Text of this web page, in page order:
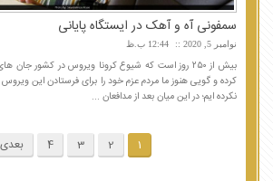
سمفونی آه و آهک در ایستگاه پایانی
نوامبر 5, 2020 12:44 ب.ظ
بیش از ۲۵۰ روز است که شیوع کرونا ویروس در کشور جان
کرده و گویی هنوز ما مردم عزم خود را برای فرستادن این
نکرده ایم؛ در این میان بعد از مدافعان ...
1
2
3
4 بعدی